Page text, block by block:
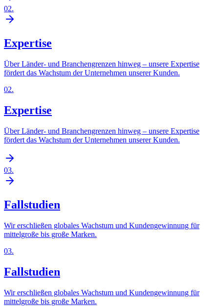
02.
Expertise
Über Länder- und Branchengrenzen hinweg – unsere Expertise
fördert das Wachstum der Unternehmen unserer Kunden.
02.
Expertise
Über Länder- und Branchengrenzen hinweg – unsere Expertise
fördert das Wachstum der Unternehmen unserer Kunden.
03.
Fallstudien
Wir erschließen globales Wachstum und Kundengewinnung für
mittelgroße bis große Marken.
03.
Fallstudien
Wir erschließen globales Wachstum und Kundengewinnung für
mittelgroße bis große Marken.